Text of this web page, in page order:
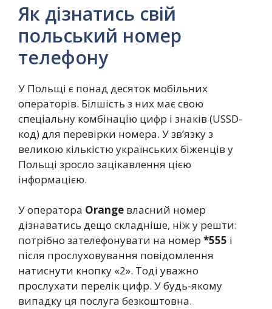
Як дізнатись свій
польський номер
телефону
У Польщі є понад десяток мобільних
операторів. Білшість з них має свою
спеціальну комбінацію цифр і знаків (USSD-
код) для перевірки номера. У зв’язку з
великою кількістю українських біженців у
Польщі зросло зацікавлення цією
інформацією.
У оператора Orange власний номер
дізнаватись дещо складніше, ніж у решти:
потрібно зателефонувати на номер *555 і
після прослуховування повідомлення
натиснути кнопку «2». Тоді уважно
прослухати перелік цифр. У будь-якому
випадку ця послуга безкоштовна.